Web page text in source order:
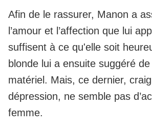
Afin de le rassurer, Manon a
l’amour et l’affection que lui
suffisent à ce qu'elle soit
blonde lui a ensuite suggéré
matériel. Mais, ce dernier,
dépression, ne semble pas
femme.